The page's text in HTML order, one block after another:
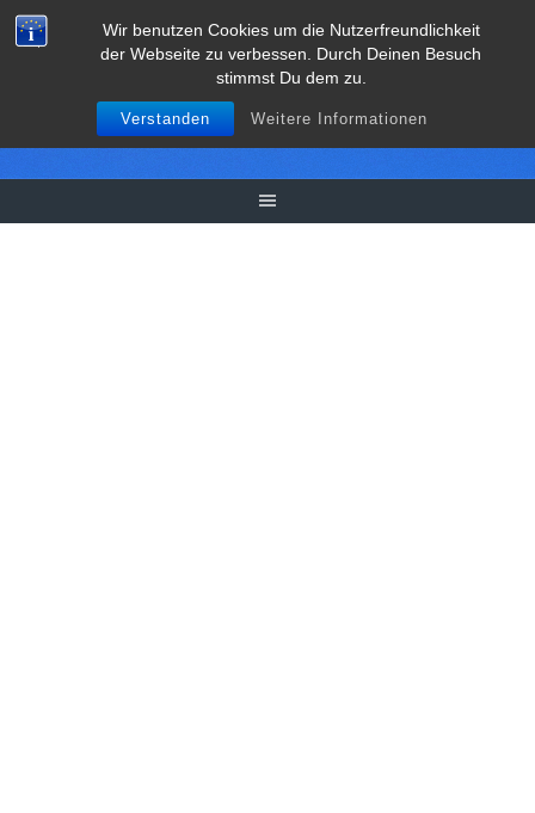
Wir benutzen Cookies um die Nutzerfreundlichkeit
der Webseite zu verbessen. Durch Deinen Besuch
stimmst Du dem zu.
Verstanden Weitere Informationen
Springe
zum